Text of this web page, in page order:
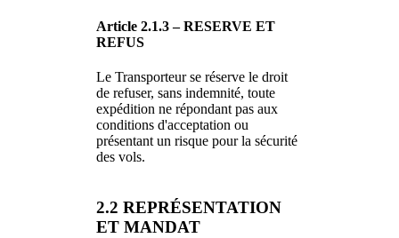
Article 2.1.3 – RESERVE ET
REFUS
Le Transporteur se réserve le droit
de refuser, sans indemnité, toute
expédition ne répondant pas aux
conditions d'acceptation ou
présentant un risque pour la sécurité
des vols.
2.2 REPRÉSENTATION
ET MANDAT